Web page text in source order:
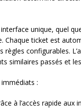
unique, quel
Chaque ticket est
configurables.
similaires passés et
:
à l’accès rapide aux